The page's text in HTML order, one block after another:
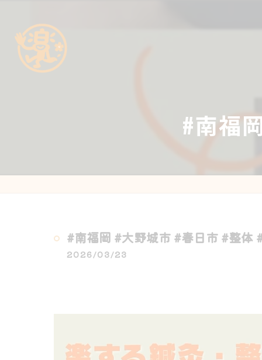
#南福
#南福岡 #大野城市 #春日市 #整体
2026/03/23